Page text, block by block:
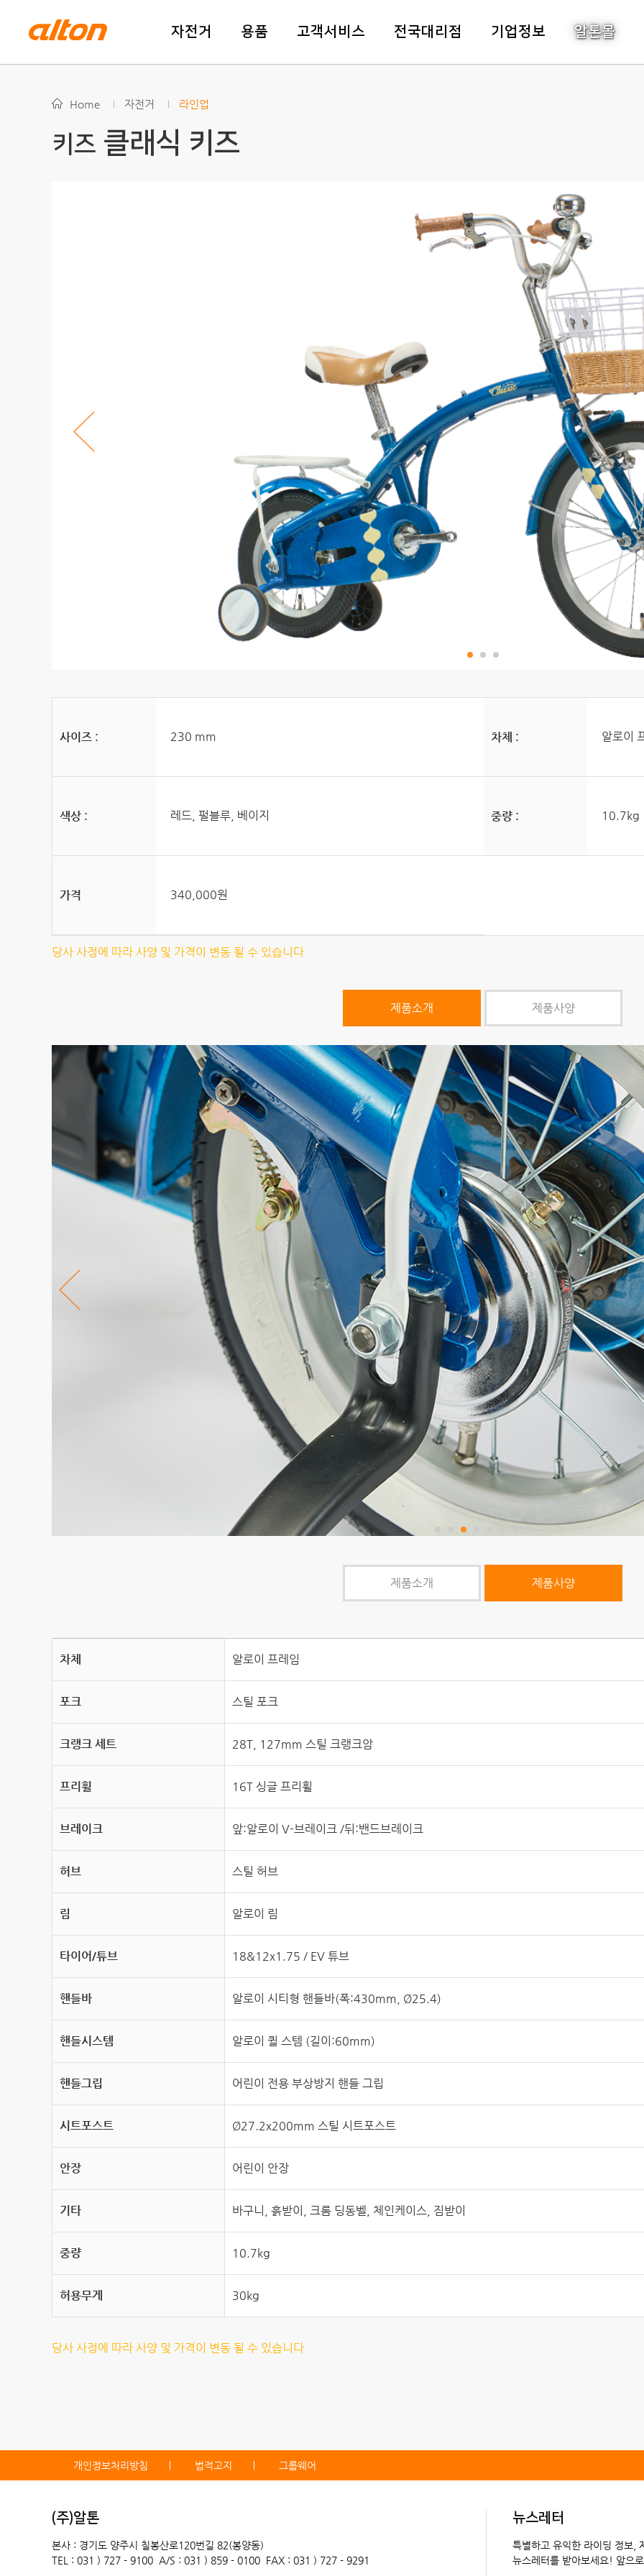
자전거 용품 고객서비스 전국대리점 기업정보 알톤몰
Home 자전거 라인업
키즈 클래식 키즈
사이즈 : 230 mm 차체 : 알로이
색상 : 레드, 펄블루, 베이지 중량 : 10.7kg
가격 340,000원
당사 사정에 따라 사양 및 가격이 변동 될 수 있습니다
제품소개 제품사양
제품소개 제품사양
차체 알로이 프레임
포크 스틸 포크
크랭크 세트 28T, 127mm 스틸 크랭크암
프리휠 16T 싱글 프리휠
브레이크 앞:알로이 V-브레이크 /뒤:밴드브레이크
허브 스틸 허브
림 알로이 림
타이어/튜브 18&12x1.75 / EV 튜브
핸들바 알로이 시티형 핸들바(폭:430mm, Ø25.4)
핸들시스템 알로이 퀼 스템 (길이:60mm)
핸들그립 어린이 전용 부상방지 핸들 그립
시트포스트 Ø27.2x200mm 스틸 시트포스트
안장 어린이 안장
기타 바구니, 흙받이, 크롬 딩동벨, 체인케이스, 짐받이
중량 10.7kg
허용무게 30kg
당사 사정에 따라 사양 및 가격이 변동 될 수 있습니다
개인정보처리방침 법적고지 그룹웨어
(주)알톤
본사 : 경기도 양주시 칠봉산로120번길 82(봉양동)
TEL : 031 ) 727 - 9100 A/S : 031 ) 859 - 0100 FAX : 031 ) 727 - 9291
뉴스레터
특별하고 유익한 라이딩 정보,
뉴스레터를 받아보세요! 앞으